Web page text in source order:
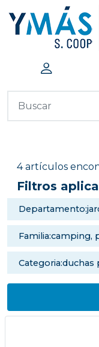
4 artículos
Filtros
familia:camping,